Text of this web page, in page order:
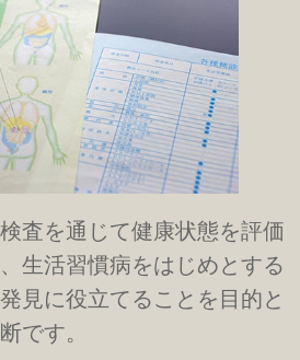
査を通じて健康状態を評価
生活習慣病をはじめとする
見に役立てることを目的と
です。